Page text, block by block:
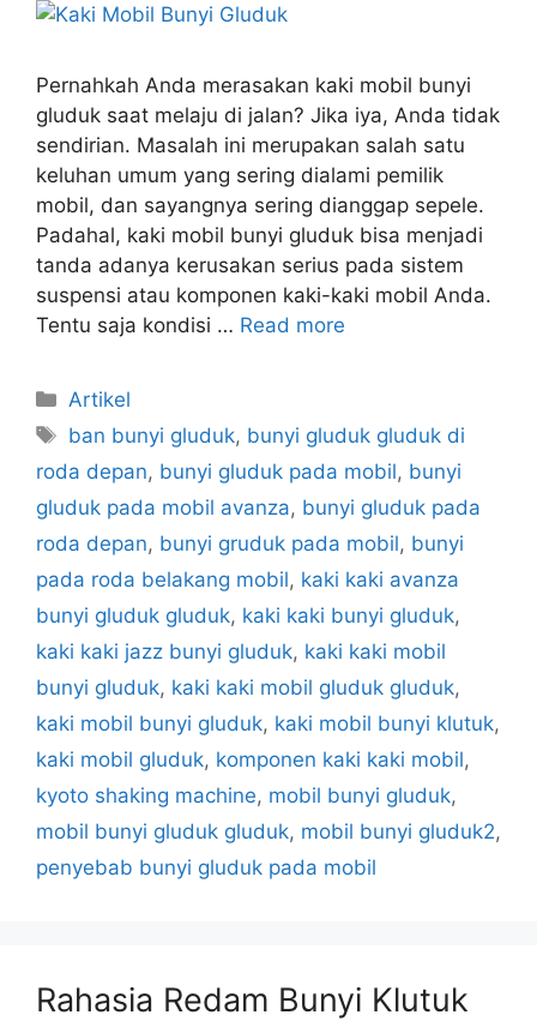
Pernahkah Anda merasakan kaki mobil bunyi
gluduk saat melaju di jalan? Jika iya, Anda tidak
sendirian. Masalah ini merupakan salah satu
keluhan umum yang sering dialami pemilik
mobil, dan sayangnya sering dianggap sepele.
Padahal, kaki mobil bunyi gluduk bisa menjadi
tanda adanya kerusakan serius pada sistem
suspensi atau komponen kaki-kaki mobil Anda.
Tentu saja kondisi … Read more
Artikel
ban bunyi gluduk, bunyi gluduk gluduk di
roda depan, bunyi gluduk pada mobil, bunyi
gluduk pada mobil avanza, bunyi gluduk pada
roda depan, bunyi gruduk pada mobil, bunyi
pada roda belakang mobil, kaki kaki avanza
bunyi gluduk gluduk, kaki kaki bunyi gluduk,
kaki kaki jazz bunyi gluduk, kaki kaki mobil
bunyi gluduk, kaki kaki mobil gluduk gluduk,
kaki mobil bunyi gluduk, kaki mobil bunyi klutuk,
kaki mobil gluduk, komponen kaki kaki mobil,
kyoto shaking machine, mobil bunyi gluduk,
mobil bunyi gluduk gluduk, mobil bunyi gluduk2,
penyebab bunyi gluduk pada mobil
Rahasia Redam Bunyi Klutuk